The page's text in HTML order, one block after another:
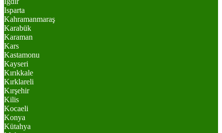
Isparta
Kahramanmaraş
Karabük
Karaman
Kars
Kastamonu
Kayseri
Kırıkkale
Kırklareli
Kırşehir
Kilis
Kocaeli
Konya
Kütahya